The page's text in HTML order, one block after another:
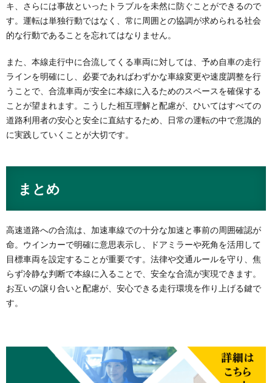
キ、さらには事故といったトラブルを未然に防ぐことができるので
す。運転は単独行動ではなく、常に周囲との協調が求められる社会
的な行動であることを忘れてはなりません。
また、本線走行中に合流してくる車両に対しては、予め自車の走行
ラインを明確にし、必要であればわずかな車線変更や速度調整を行
うことで、合流車両が安全に本線に入るためのスペースを確保する
ことが望まれます。こうした相互理解と配慮が、ひいてはすべての
道路利用者の安心と安全に直結するため、日常の運転の中で意識的
に実践していくことが大切です。
まとめ
高速道路への合流は、加速車線での十分な加速と事前の周囲確認が
命。ウインカーで明確に意思表示し、ドアミラーや死角を活用して
目標車両を設定することが重要です。法律や交通ルールを守り、焦
らず冷静な判断で本線に入ることで、安全な合流が実現できます。
お互いの譲り合いと配慮が、安心できる走行環境を作り上げる鍵で
す。